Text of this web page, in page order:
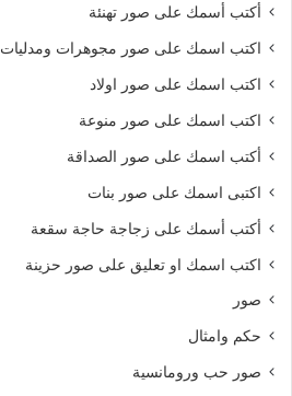
أكتب أسمك على صور تهنئة
اكتب اسمك على صور مجوهرات ومدليات
اكتب اسمك على صور اولاد
اكتب اسمك على صور منوعة
أكتب اسمك على صور الصداقة
اكتبى اسمك على صور بنات
أكتب أسمك على زجاجة حاجة سقعة
اكتب اسمك او تعليق على صور حزينة
صور
حكم وامثال
صور حب ورومانسية